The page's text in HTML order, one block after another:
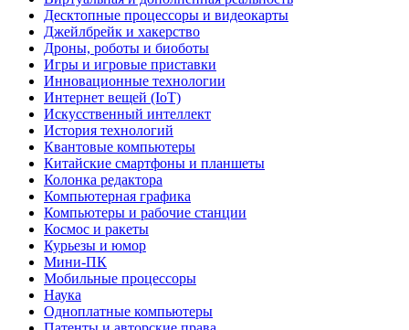
Десктопные процессоры и видеокарты
Джейлбрейк и хакерство
Дроны, роботы и биоботы
Игры и игровые приставки
Инновационные технологии
Интернет вещей (IoT)
Искусственный интеллект
История технологий
Квантовые компьютеры
Китайские смартфоны и планшеты
Колонка редактора
Компьютерная графика
Компьютеры и рабочие станции
Космос и ракеты
Курьезы и юмор
Мини-ПК
Мобильные процессоры
Наука
Одноплатные компьютеры